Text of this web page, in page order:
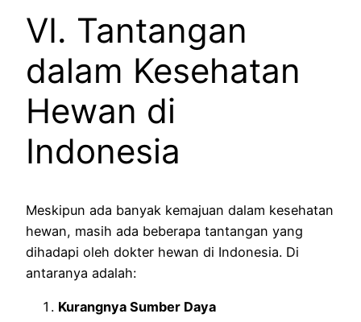
VI. Tantangan
dalam Kesehatan
Hewan di
Indonesia
Meskipun ada banyak kemajuan dalam kesehatan
hewan, masih ada beberapa tantangan yang
dihadapi oleh dokter hewan di Indonesia. Di
antaranya adalah:
Kurangnya Sumber Daya